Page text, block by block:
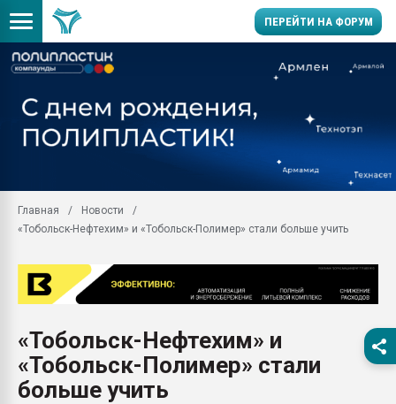
ПЕРЕЙТИ НА ФОРУМ
заводу пластмасс"
28.07.2026
пластмасс
28.07.2026
Главная
Новости
«Тобольск-Нефтехим» и «Тобольск-Полимер» стали больше учить
«Тобольск-Нефтехим» и
«Тобольск-Полимер» стали
больше учить